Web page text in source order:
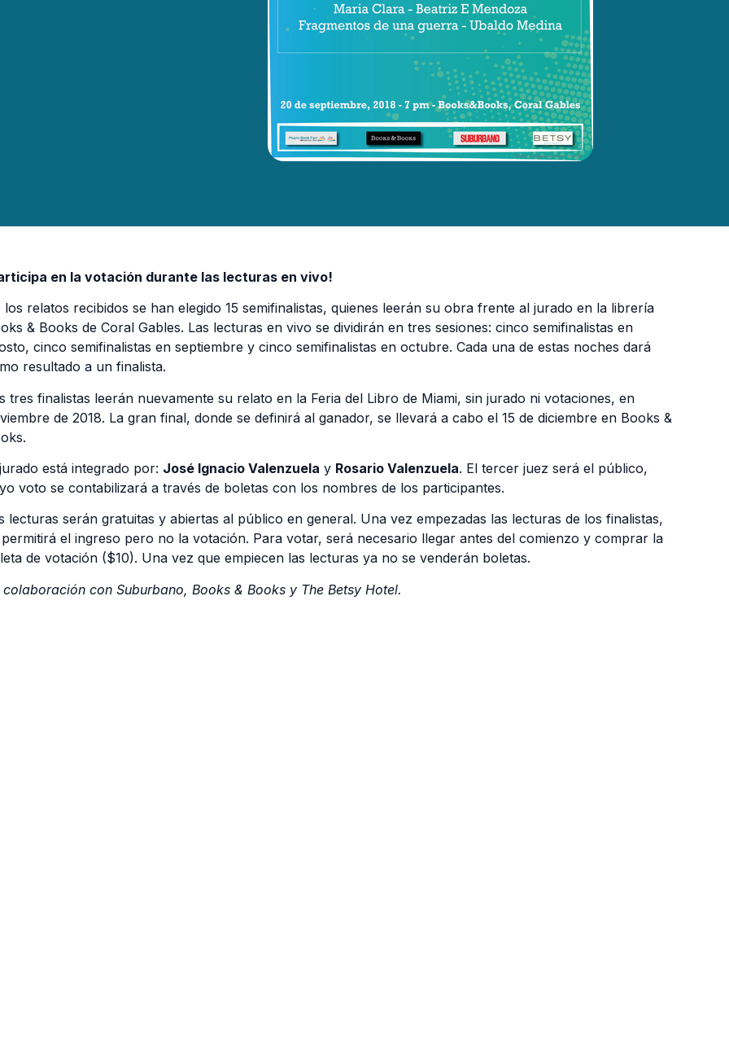
en la votación durante las lecturas en vivo!
los relatos recibidos se han elegido 15 semifinalistas, quienes leerán su obra frente al jurado en la librería
& Books de Coral Gables. Las lecturas en vivo se dividirán en tres sesiones: cinco semifinalistas en
cinco semifinalistas en septiembre y cinco semifinalistas en octubre. Cada una de estas noches dará
resultado a un finalista.
tres finalistas leerán nuevamente su relato en la Feria del Libro de Miami, sin jurado ni votaciones, en
de 2018. La gran final, donde se definirá al ganador, se llevará a cabo el 15 de diciembre en Books &
está integrado por: José Ignacio Valenzuela y Rosario Valenzuela. El tercer juez será el público,
voto se contabilizará a través de boletas con los nombres de los participantes.
lecturas serán gratuitas y abiertas al público en general. Una vez empezadas las lecturas de los finalistas,
el ingreso pero no la votación. Para votar, será necesario llegar antes del comienzo y comprar la
de votación ($10). Una vez que empiecen las lecturas ya no se venderán boletas.
colaboración con Suburbano, Books & Books y The Betsy Hotel.